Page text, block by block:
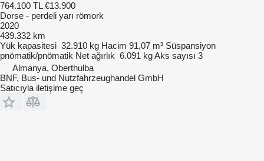
764.100 TL €13.900
Dorse - perdeli yarı römork
2020
439.332 km
Yük kapasitesi 32.910 kg Hacim 91,07 m³ Süspansiyon
pnömatik/pnömatik Net ağırlık 6.091 kgAks sayısı 3
Almanya, Oberthulba
BNF, Bus- und Nutzfahrzeughandel GmbH
Satıcıyla iletişime geç